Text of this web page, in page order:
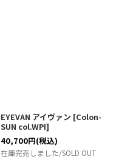
EYEVAN アイヴァン [Colon-
SUN col.WPI]
40,700円(税込)
在庫完売しました/SOLD OUT